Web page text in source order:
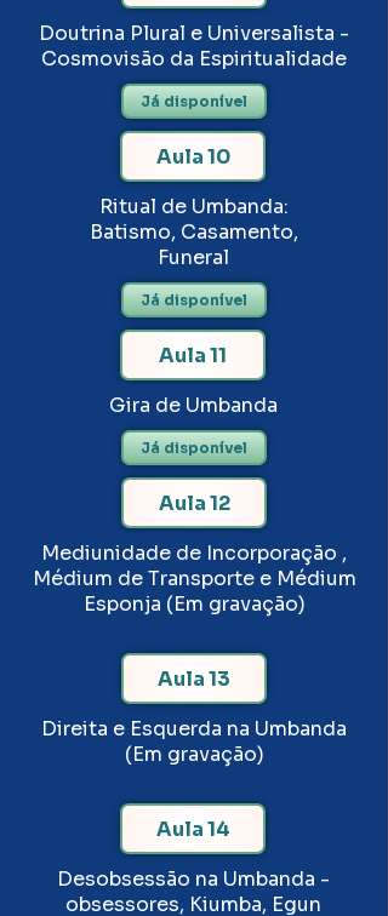
Doutrina Plural e Universalista -
Cosmovisão da Espiritualidade
Já disponível
Aula 10
Ritual de Umbanda:
Batismo, Casamento,
Funeral
Já disponível
Aula 11
Gira de Umbanda
Já disponível
Aula 12
Mediunidade de Incorporação ,
Médium de Transporte e Médium
Esponja (Em gravação)
Aula 13
Direita e Esquerda na Umbanda
(Em gravação)
Aula 14
Desobsessão na Umbanda -
obsessores, Kiumba, Egun